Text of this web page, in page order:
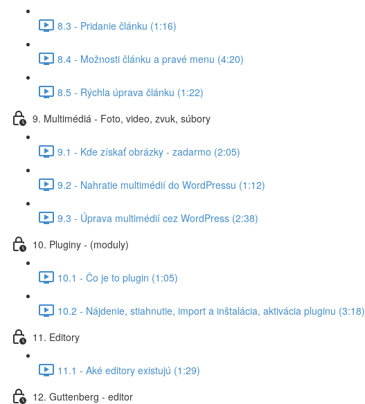
8.3 - Pridanie článku (1:16)
8.4 - Možnosti článku a pravé menu (4:20)
8.5 - Rýchla úprava článku (1:22)
9. Multimédiá - Foto, video, zvuk, súbory
9.1 - Kde získať obrázky - zadarmo (2:05)
9.2 - Nahratie multimédií do WordPressu (1:12)
9.3 - Úprava multimédií cez WordPress (2:38)
10. Pluginy - (moduly)
10.1 - Čo je to plugin (1:05)
10.2 - Nájdenie, stiahnutie, import a inštalácia, aktivácia pluginu (3:18)
11. Editory
11.1 - Aké editory existujú (1:29)
12. Guttenberg - editor